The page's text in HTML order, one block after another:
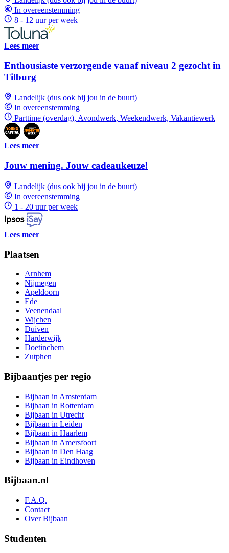
In overeenstemming
8 - 12 uur per week
Lees meer
Enthousiaste verzorgende vanaf niveau 2 gezocht in
Tilburg
Landelijk (dus ook bij jou in de buurt)
In overeenstemming
Parttime (overdag), Avondwerk, Weekendwerk, Vakantiewerk
Lees meer
Jouw mening. Jouw cadeaukeuze!
Landelijk (dus ook bij jou in de buurt)
In overeenstemming
1 - 20 uur per week
Lees meer
Plaatsen
Arnhem
Nijmegen
Apeldoorn
Ede
Veenendaal
Wijchen
Duiven
Harderwijk
Doetinchem
Zutphen
Bijbaantjes per regio
Bijbaan in Amsterdam
Bijbaan in Rotterdam
Bijbaan in Utrecht
Bijbaan in Leiden
Bijbaan in Haarlem
Bijbaan in Amersfoort
Bijbaan in Den Haag
Bijbaan in Eindhoven
Bijbaan.nl
F.A.Q.
Contact
Over Bijbaan
Studenten